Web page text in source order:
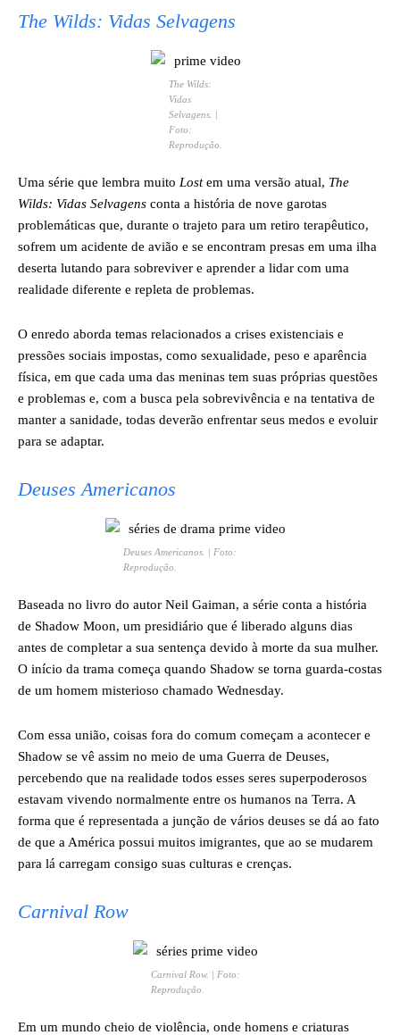
The Wilds: Vidas Selvagens
The Wilds:
Vidas
Selvagens. |
Foto:
Reprodução.
Uma série que lembra muito Lostem uma versão atual, The
Wilds: Vidas Selvagens conta a história de nove garotas
problemáticas que, durante o trajeto para um retiro terapêutico,
sofrem um acidente de avião e se encontram presas em uma ilha
deserta lutando para sobreviver e aprender a lidar com uma
realidade diferente e repleta de problemas.
O enredo aborda temas relacionados a crises existenciais e
pressões sociais impostas, como sexualidade, peso e aparência
física, em que cada uma das meninas tem suas próprias questões
e problemas e, com a busca pela sobrevivência e na tentativa de
manter a sanidade, todas deverão enfrentar seus medos e evoluir
para se adaptar.
Deuses Americanos
Deuses Americanos . | Foto:
Reprodução.
Baseada no livro do autor Neil Gaiman, a série conta a história
de Shadow Moon, um presidiário que é liberado alguns dias
antes de completar a sua sentença devido à morte da sua mulher.
O início da trama começa quando Shadow se torna guarda-costas
de um homem misterioso chamado Wednesday.
Com essa união, coisas fora do comum começam a acontecer e
Shadow se vê assim no meio de uma Guerra de Deuses,
percebendo que na realidade todos esses seres superpoderosos
estavam vivendo normalmente entre os humanos na Terra. A
forma que é representada a junção de vários deuses se dá ao fato
de que a América possui muitos imigrantes, que ao se mudarem
para lá carregam consigo suas culturas e crenças.
Carnival Row
Carnival Row. | Foto:
Reprodução.
Em um mundo cheio de violência, onde homens e criaturas